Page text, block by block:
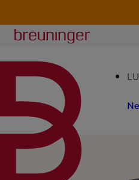
Breuninger